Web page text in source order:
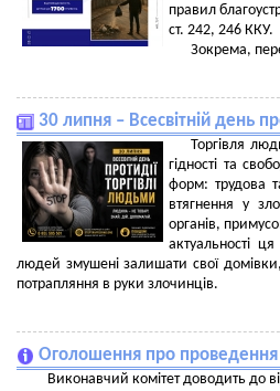
правил
ст. 242, 246 ККУ.
Зокрема,
30 липня – Всесвітній день
Торгівля
гідності та
форм: трудова
втягнення у
органів,
актуальності
людей змушені залишати свої
потрапляння в руки злочинців.
Оголошення про проведення
Виконавчий комітет доводить до